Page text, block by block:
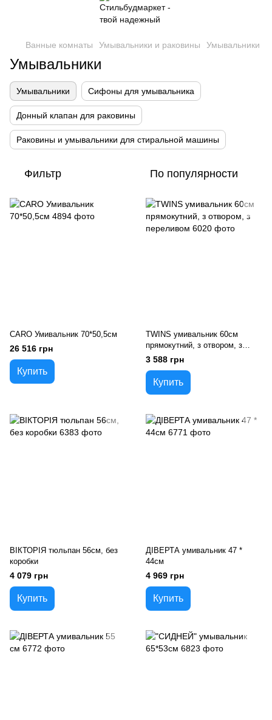
Ванные комнаты Умывальники и раковины Умывальники
Умывальники
Умывальники Сифоны для умывальника
Донный клапан для раковины
Раковины и умывальники для стиральной машины
Фильтр По популярности
CARO Умивальник 70*50,5см
26 516 грн
Купить
TWINS умивальник 60см
прямокутний, з отвором, з
переливом
3 588 грн
Купить
ВІКТОРІЯ тюльпан 56см, без
коробки
4 079 грн
Купить
ДІВЕРТА умивальник 47 *
44см
4 969 грн
Купить